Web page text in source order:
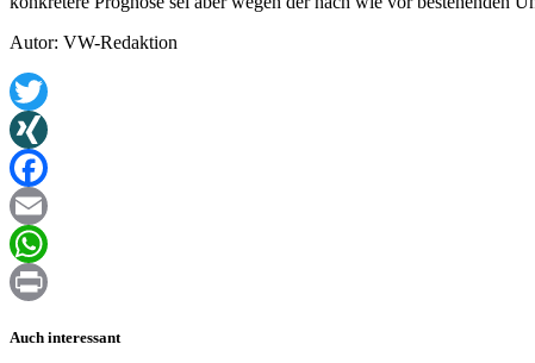
Autor: VW-Redaktion
Twitter
XING
Facebook
Email
WhatsApp
Auch interessant